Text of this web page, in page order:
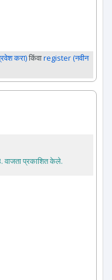
करा)किंवाregister (नवीन
. वाजता प्रकाशित केले.